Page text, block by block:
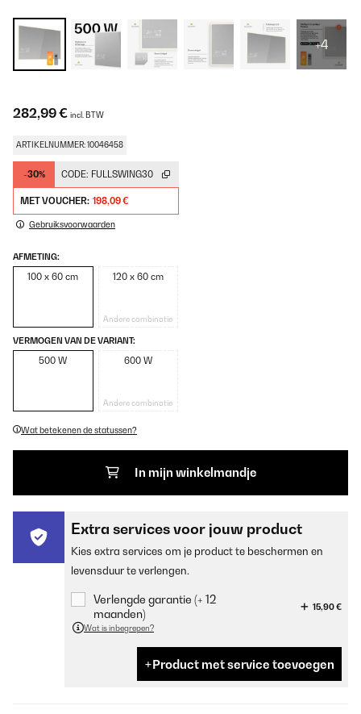
+4
282,99 € incl. BTW
ARTIKELNUMMER: 10046458
-30% CODE: FULLSWING30
MET VOUCHER: 198,09 €
Gebruiksvoorwaarden
AFMETING:
100 x 60 cm 120 x 60 cm
Andere combinatie
VERMOGEN VAN DE VARIANT:
500 W 600 W
Andere combinatie
Wat betekenen de statussen?
In mijn winkelmandje
Extra services voor jouw product
Kies extra services om je product te beschermen en
levensduur te verlengen.
Verlengde garantie (+ 12
maanden)
15,90 €
Wat is inbegrepen?
Product met service toevoegen